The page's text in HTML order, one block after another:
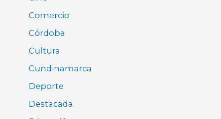
Comercio
Córdoba
Cultura
Cundinamarca
Deporte
Destacada